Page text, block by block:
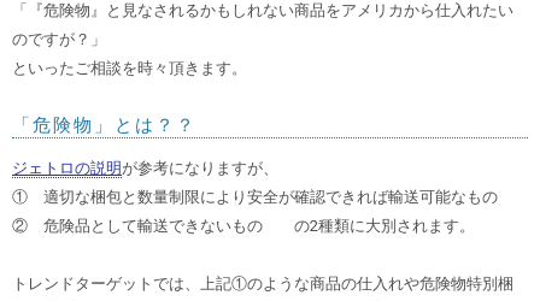
「『危険物』と見なされるかもしれない商品をアメリカから仕入れたい
のですが？」
といったご相談を時々頂きます。
「危険物」とは？？
ジェトロの説明 が参考になりますが、
① 適切な梱包と数量制限により安全が確認できれば輸送可能なもの
② 危険品として輸送できないもの の2種類に大別されます。
トレンドターゲットでは、上記①のような商品の仕入れや危険物特別梱